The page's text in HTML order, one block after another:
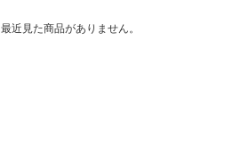
最近見た商品がありません。